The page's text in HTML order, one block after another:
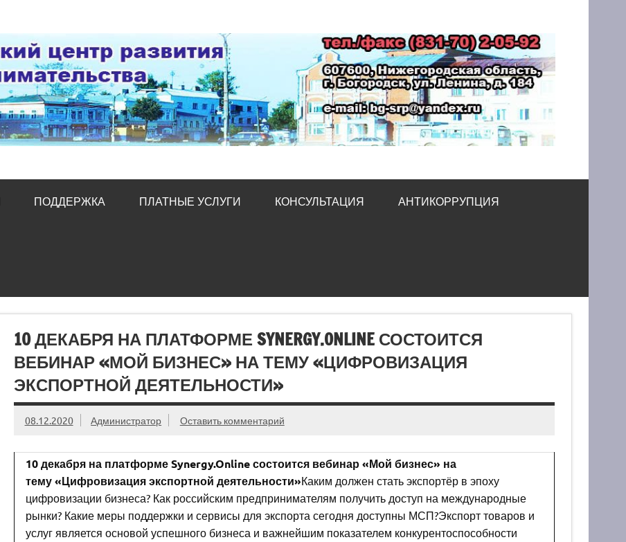
ПОДДЕРЖКА ПЛАТНЫЕ УСЛУГИ КОНСУЛЬТАЦИЯ АНТИКОРРУПЦИЯ
10 ДЕКАБРЯ НА ПЛАТФОРМЕ SYNERGY.ONLINE СОСТОИТСЯ
ВЕБИНАР «МОЙ БИЗНЕС» НА ТЕМУ «ЦИФРОВИЗАЦИЯ
ЭКСПОРТНОЙ ДЕЯТЕЛЬНОСТИ»
08.12.2020 Администратор Оставить комментарий
10 декабря на платформе Synergy.Online состоится вебинар «Мой бизнес» на
тему «Цифровизация экспортной деятельности»Каким должен стать экспортёр в эпоху
цифровизации бизнеса? Как российским предпринимателям получить доступ на международные
рынки? Какие меры поддержки и сервисы для экспорта сегодня доступны МСП?Экспорт товаров и
услуг является основой успешного бизнеса и важнейшим показателем конкурентоспособности